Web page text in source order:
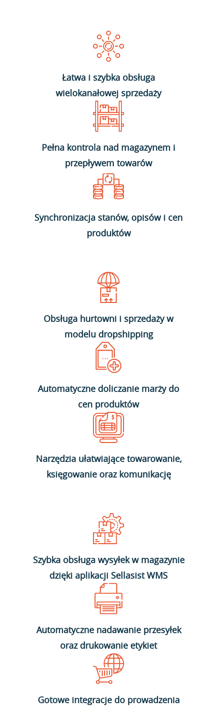
Łatwa i szybka obsługa
wielokanałowej sprzedaży
Pełna kontrola nad magazynem i
przepływem towarów
Synchronizacja stanów, opisów i cen
produktów
Obsługa hurtowni i sprzedaży w
modelu dropshipping
Automatyczne doliczanie marży do
cen produktów
Narzędzia ułatwiające towarowanie,
księgowanie oraz komunikację
Szybka obsługa wysyłek w magazynie
dzięki aplikacji Sellasist WMS
Automatyczne nadawanie przesyłek
oraz drukowanie etykiet
Gotowe integracje do prowadzenia